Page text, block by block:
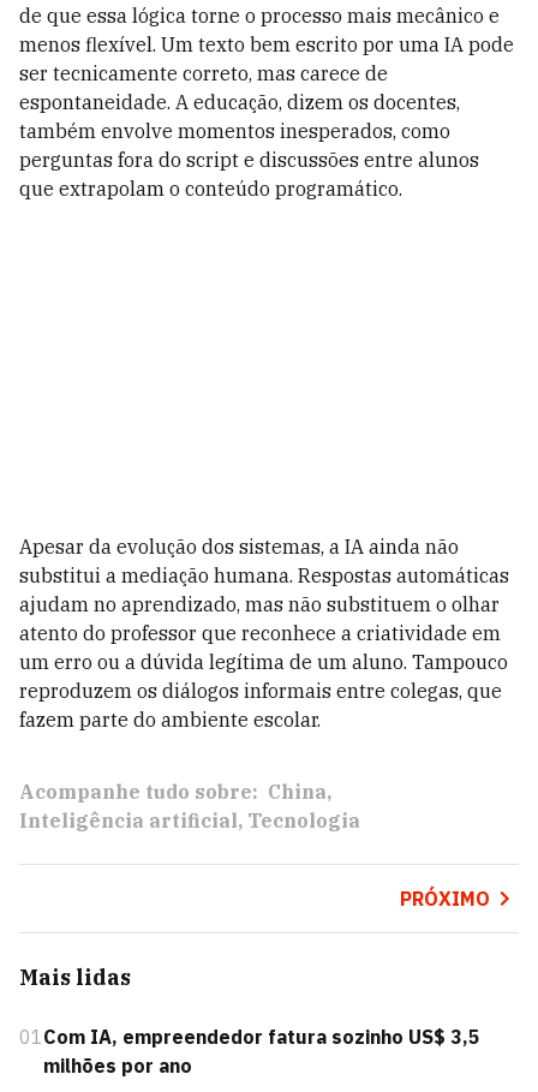
de que essa lógica torne o processo mais mecânico e
menos flexível. Um texto bem escrito por uma IA pode
ser tecnicamente correto, mas carece de
espontaneidade. A educação, dizem os docentes,
também envolve momentos inesperados, como
perguntas fora do script e discussões entre alunos
que extrapolam o conteúdo programático.
Apesar da evolução dos sistemas, a IA ainda não
substitui a mediação humana. Respostas automáticas
ajudam no aprendizado, mas não substituem o olhar
atento do professor que reconhece a criatividade em
um erro ou a dúvida legítima de um aluno. Tampouco
reproduzem os diálogos informais entre colegas, que
fazem parte do ambiente escolar.
Acompanhe tudo sobre: China
Inteligência artificial Tecnologia
PRÓXIMO
Mais lidas
01Com IA, empreendedor fatura sozinho US$ 3,5
milhões por ano